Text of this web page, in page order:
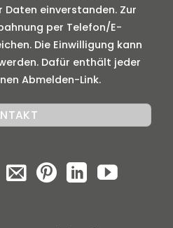
einverstanden. Zur
per Telefon/E-
Die Einwilligung kann
Dafür enthält jeder
Abmelden-Link.